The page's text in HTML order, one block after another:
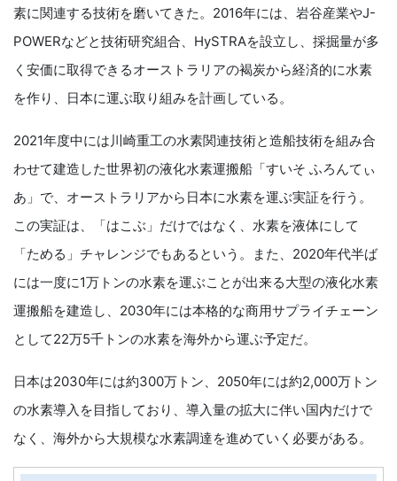
素に関連する技術を磨いてきた。2016年には、岩谷産業やJ-
POWERなどと技術研究組合、HySTRAを設立し、採掘量が多
く安価に取得できるオーストラリアの褐炭から経済的に水素
を作り、日本に運ぶ取り組みを計画している。
2021年度中には川崎重工の水素関連技術と造船技術を組み合
わせて建造した世界初の液化水素運搬船「すいそ ふろんてぃ
あ」で、オーストラリアから日本に水素を運ぶ実証を行う。
この実証は、「はこぶ」だけではなく、水素を液体にして
「ためる」チャレンジでもあるという。また、2020年代半ば
には一度に1万トンの水素を運ぶことが出来る大型の液化水素
運搬船を建造し、2030年には本格的な商用サプライチェーン
として22万5千トンの水素を海外から運ぶ予定だ。
日本は2030年には約300万トン、2050年には約2,000万トン
の水素導入を目指しており、導入量の拡大に伴い国内だけで
なく、海外から大規模な水素調達を進めていく必要がある。